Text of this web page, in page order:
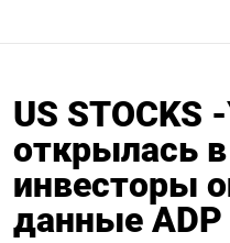
US STOCKS
открылась
инвесторы
данные ADP